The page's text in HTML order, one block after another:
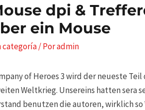
dpi &
ein Mouse
categoría/ Poradmin
of Heroes 3 wird der neueste
Weltkrieg. Unsereins hatten sera
benutzen die autoren, wirklich